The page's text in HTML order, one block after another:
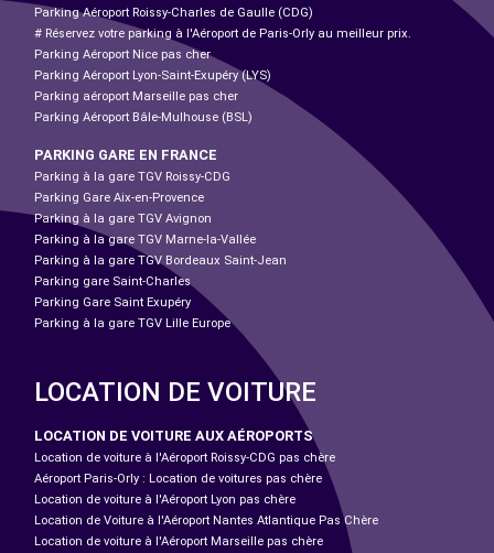
Parking Aéroport Roissy-Charles de Gaulle (CDG)
# Réservez votre parking à l'Aéroport de Paris-Orly au meilleur prix.
Parking Aéroport Nice pas cher
Parking Aéroport Lyon-Saint-Exupéry (LYS)
Parking aéroport Marseille pas cher
Parking Aéroport Bâle-Mulhouse (BSL)
PARKING GARE EN FRANCE
Parking à la gare TGV Roissy-CDG
Parking Gare Aix-en-Provence
Parking à la gare TGV Avignon
Parking à la gare TGV Marne-la-Vallée
Parking à la gare TGV Bordeaux Saint-Jean
Parking gare Saint-Charles
Parking Gare Saint Exupéry
Parking à la gare TGV Lille Europe
LOCATION DE VOITURE
LOCATION DE VOITURE AUX AÉROPORTS
Location de voiture à l'Aéroport Roissy-CDG pas chère
Aéroport Paris-Orly : Location de voitures pas chère
Location de voiture à l'Aéroport Lyon pas chère
Location de Voiture à l'Aéroport Nantes Atlantique Pas Chère
Location de voiture à l'Aéroport Marseille pas chère